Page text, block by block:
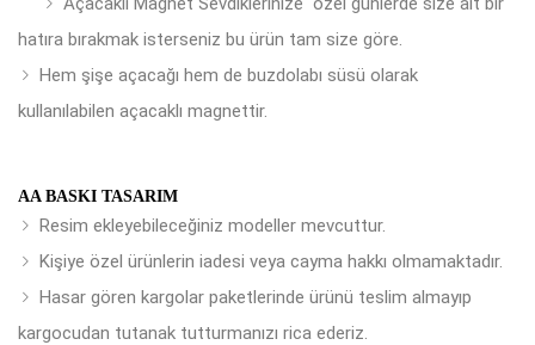
hatıra bırakmak isterseniz bu ürün tam size göre.
Hem şişe açacağı hem de buzdolabı süsü olarak
kullanılabilen açacaklı magnettir.
AA BASKI TASARIM
Resim ekleyebileceğiniz modeller mevcuttur.
Kişiye özel ürünlerin iadesi veya cayma hakkı olmamaktadır.
Hasar gören kargolar paketlerinde ürünü teslim almayıp
kargocudan tutanak tutturmanızı rica ederiz.